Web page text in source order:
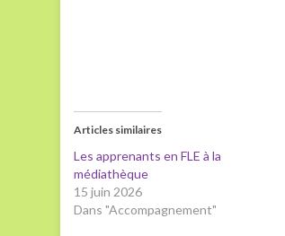
Articles similaires
Les apprenants en FLE à la
médiathèque
15 juin 2026
Dans "Accompagnement"